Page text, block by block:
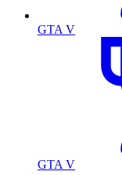
GTA V
GTA V